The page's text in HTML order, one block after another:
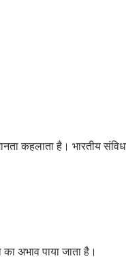
कहलाता है। भारतीय
अभाव पाया जाता है।